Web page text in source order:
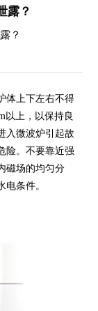
露？
？
体上下左右不得
以上，以保持良
入微波炉引起故
险。不要靠近强
磁场的均匀分
条件。